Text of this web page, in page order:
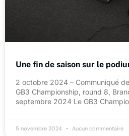
Une fin de saison sur le
2 octobre 2024 – Communiqué
GB3 Championship, round 8,
septembre 2024 Le GB3
5 novembre 2024 Aucun commentaire